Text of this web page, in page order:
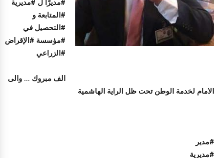
#مديرًا ل #مديرية
#المتابعة و
#التحصيل في
#مؤسسة #الإقراض
#الزراعي
الف مبروك ... والى
الامام لخدمة الوطن تحت ظل الراية الهاشمية
#مدير
#مديرية